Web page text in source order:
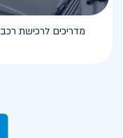
מדריכים לרכישת רכב